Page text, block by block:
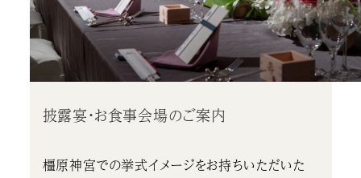
披露宴・お食事会場のご案内
橿原神宮での挙式イメージをお持ちいただいた